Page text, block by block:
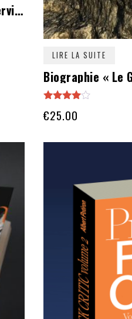
Anthologie du .com Vol.2 : Special interviews
LIRE LA SUITE
Biographie « Le
3.80
€25.00